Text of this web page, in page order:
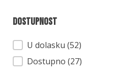
Dostupnost
Dostupnost
U dolasku (52)
Dostupno (27)